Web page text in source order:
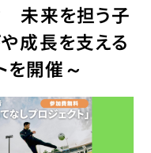
未来を担う子
成長を支える
を開催～